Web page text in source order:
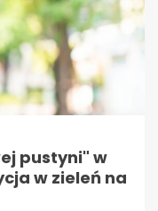
pustyni" w
w zieleń na